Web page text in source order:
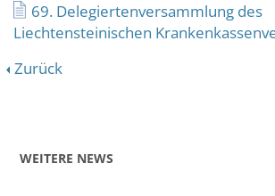
69. Delegiertenversammlung des
Liechtensteinischen
Zurück
WEITERE NEWS